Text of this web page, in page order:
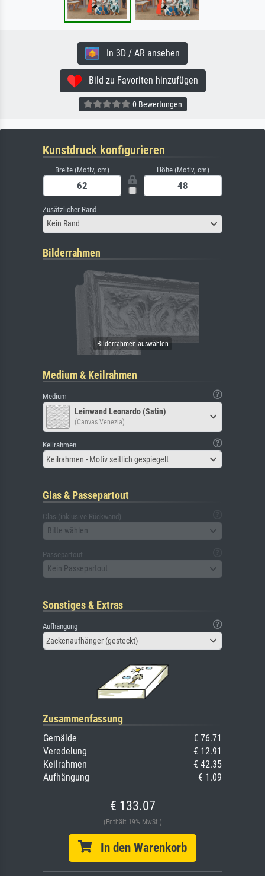
In 3D / AR ansehen
Bild zu Favoriten hinzufügen
0 Bewertungen
Kunstdruck konfigurieren
Breite (Motiv, cm) Höhe (Motiv, cm)
Zusätzlicher Rand
Kein Rand
Bilderrahmen
Medium & Keilrahmen
Medium
Leinwand Leonardo (Satin)
(Canvas Venezia)
Keilrahmen
Keilrahmen - Motiv seitlich gespiegelt
Glas & Passepartout
Glas (inklusive Rückwand)
Bitte wählen
Passepartout
Kein Passepartout
Sonstiges & Extras
Aufhängung
Zackenaufhänger (gesteckt)
Zusammenfassung
Gemälde
€ 76.71
Veredelung
€ 12.91
Keilrahmen
€ 42.35
Aufhängung
€ 1.09
€ 133.07
(Enthält 19% MwSt.)
In den Warenkorb